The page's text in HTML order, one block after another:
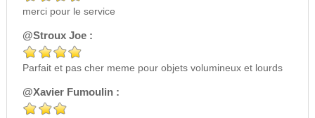
merci pour le service
@Stroux Joe :
Parfait et pas cher meme pour objets volumineux et lourds
@Xavier Fumoulin :